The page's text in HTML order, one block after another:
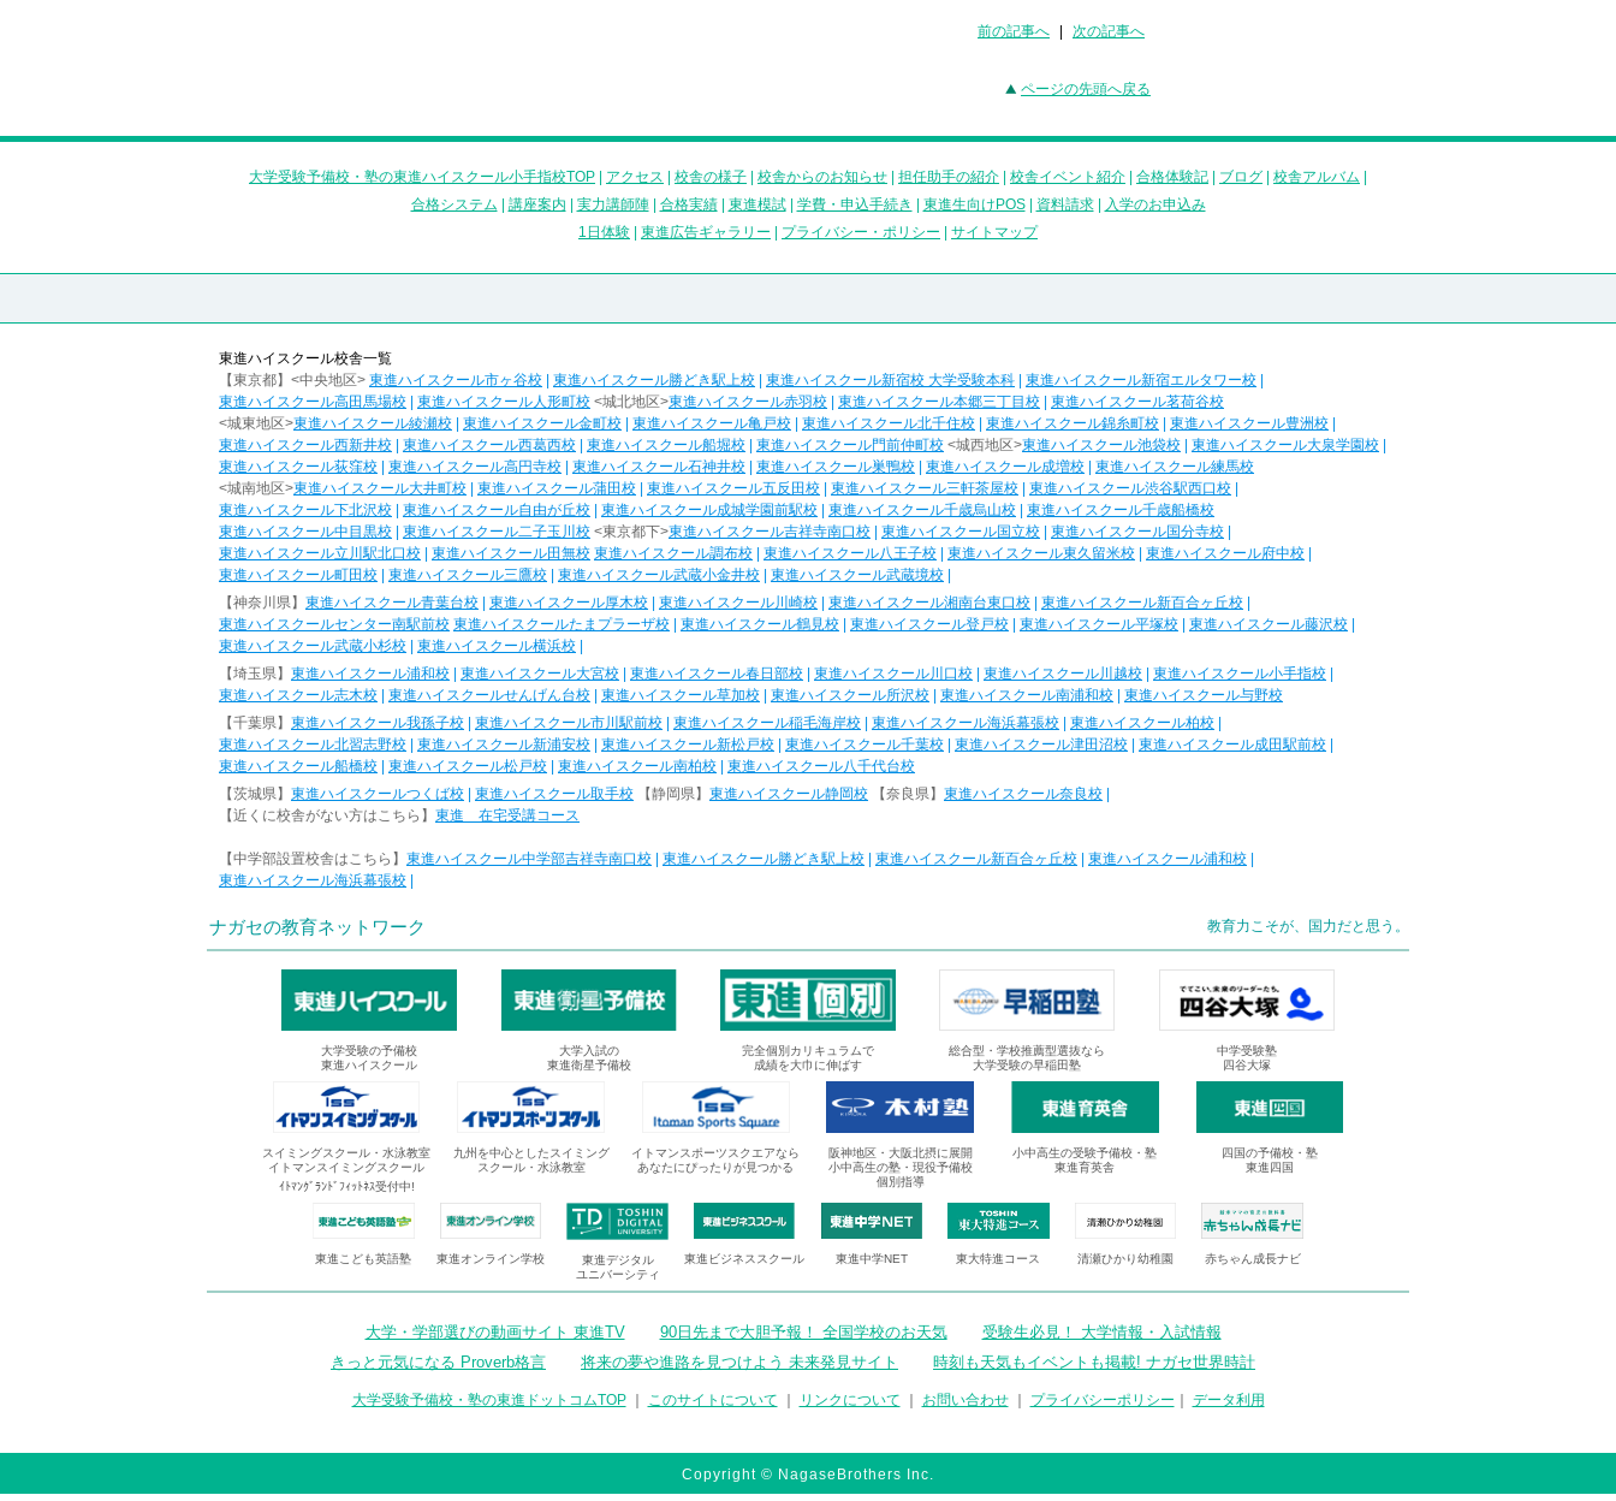
前の記事へ 次の記事へ
ページの先頭へ戻る
大学受験予備校・塾の東進ハイスクール小手指校TOP アクセス 校舎の様子 校舎からのお知らせ 担任助手の紹介 校舎イベント紹介 合格体験記 ブログ 校舎アルバム
合格システム
講座案内 実力講師陣| 合格実績| 東進模試| 学費・申込手続き 東進生向けPOS| 資料請求|
入学のお申込み
1日体験
東進広告ギャラリー プライバシー・ポリシー サイトマップ
東進ハイスクール校舎一覧
【東京都】<中央地区> 東進ハイスクール市ヶ谷校 東進ハイスクール勝どき駅上校 東進ハイスクール新宿校 大学受験本科 東進ハイスクール新宿エルタワー校
東進ハイスクール高田馬場校
東進ハイスクール人形町校 <城北地区>東進ハイスクール赤羽校 東進ハイスクール本郷三丁目校
東進ハイスクール茗荷谷校
<城東地区>東進ハイスクール綾瀬校 東進ハイスクール金町校 東進ハイスクール亀戸校 東進ハイスクール北千住校 東進ハイスクール錦糸町校 東進ハイスクール豊洲校
東進ハイスクール西新井校
東進ハイスクール西葛西校 東進ハイスクール船堀校 東進ハイスクール門前仲町校 <城西地区>東進ハイスクール池袋校 東進ハイスクール大泉学園校
東進ハイスクール荻窪校
東進ハイスクール高円寺校 東進ハイスクール石神井校 東進ハイスクール巣鴨校 東進ハイスクール成増校
東進ハイスクール練馬校
<城南地区>東進ハイスクール大井町校 東進ハイスクール蒲田校 東進ハイスクール五反田校 東進ハイスクール三軒茶屋校 東進ハイスクール渋谷駅西口校
東進ハイスクール下北沢校
東進ハイスクール自由が丘校 東進ハイスクール成城学園前駅校 東進ハイスクール千歳烏山校
東進ハイスクール千歳船橋校
東進ハイスクール中目黒校
東進ハイスクール二子玉川校 <東京都下>東進ハイスクール吉祥寺南口校 東進ハイスクール国立校 東進ハイスクール国分寺校
東進ハイスクール立川駅北口校
東進ハイスクール田無校 東進ハイスクール調布校 東進ハイスクール八王子校 東進ハイスクール東久留米校 東進ハイスクール府中校
東進ハイスクール町田校
東進ハイスクール三鷹校 東進ハイスクール武蔵小金井校 東進ハイスクール武蔵境校
【神奈川県】 東進ハイスクール青葉台校 東進ハイスクール厚木校 東進ハイスクール川崎校 東進ハイスクール湘南台東口校 東進ハイスクール新百合ヶ丘校
東進ハイスクールセンター南駅前校 東進ハイスクールたまプラーザ校 東進ハイスクール鶴見校 東進ハイスクール登戸校 東進ハイスクール平塚校 東進ハイスクール藤沢校
東進ハイスクール武蔵小杉校
東進ハイスクール横浜校
【埼玉県】 東進ハイスクール浦和校 東進ハイスクール大宮校 東進ハイスクール春日部校 東進ハイスクール川口校 東進ハイスクール川越校 東進ハイスクール小手指校
東進ハイスクール志木校
東進ハイスクールせんげん台校 東進ハイスクール草加校 東進ハイスクール所沢校 東進ハイスクール南浦和校
東進ハイスクール与野校
【千葉県】 東進ハイスクール我孫子校 東進ハイスクール市川駅前校 東進ハイスクール稲毛海岸校 東進ハイスクール海浜幕張校 東進ハイスクール柏校
東進ハイスクール北習志野校
東進ハイスクール新浦安校 東進ハイスクール新松戸校 東進ハイスクール千葉校 東進ハイスクール津田沼校 東進ハイスクール成田駅前校
東進ハイスクール船橋校
東進ハイスクール松戸校 東進ハイスクール南柏校
東進ハイスクール八千代台校
【茨城県】 東進ハイスクールつくば校 東進ハイスクール取手校 【静岡県】 東進ハイスクール静岡校 【奈良県】 東進ハイスクール奈良校
【近くに校舎がない方はこちら】 東進 在宅受講コース
【中学部設置校舎はこちら】 東進ハイスクール中学部吉祥寺南口校 東進ハイスクール勝どき駅上校 東進ハイスクール新百合ヶ丘校 東進ハイスクール浦和校
東進ハイスクール海浜幕張校
ナガセの教育ネットワーク 教育力こそが、国力だと思う。
大学受験の予備校
東進ハイスクール
大学入試の
東進衛星予備校
完全個別カリキュラムで
成績を大巾に伸ばす
総合型・学校推薦型選抜なら
大学受験の早稲田塾
中学受験塾
四谷大塚
スイミングスクール・水泳教室
イトマンスイミングスクール
ｲﾄﾏﾝｸﾞﾗﾝﾄﾞﾌｨｯﾄﾈｽ受付中!
九州を中心としたスイミング
スクール・水泳教室
イトマンスポーツスクエアなら
あなたにぴったりが見つかる
阪神地区・大阪北摂に展開
小中高生の塾・現役予備校
個別指導
小中高生の受験予備校・塾
東進育英舎
四国の予備校・塾
東進四国
東進こども英語塾 東進オンライン学校
東進デジタル
ユニバーシティ
東進ビジネススクール 東進中学NET 東大特進コース 清瀬ひかり幼稚園 赤ちゃん成長ナビ
大学・学部選びの動画サイト 東進TV 90日先まで大胆予報！ 全国学校のお天気
受験生必見！ 大学情報・入試情報
きっと元気になる Proverb格言
将来の夢や進路を見つけよう 未来発見サイト 時刻も天気もイベントも掲載! ナガセ世界時計
大学受験予備校・塾の東進ドットコムTOP｜ このサイトについて リンクについて お問い合わせ｜ プライバシーポリシー データ利用
Copyright © NagaseBrothers Inc.